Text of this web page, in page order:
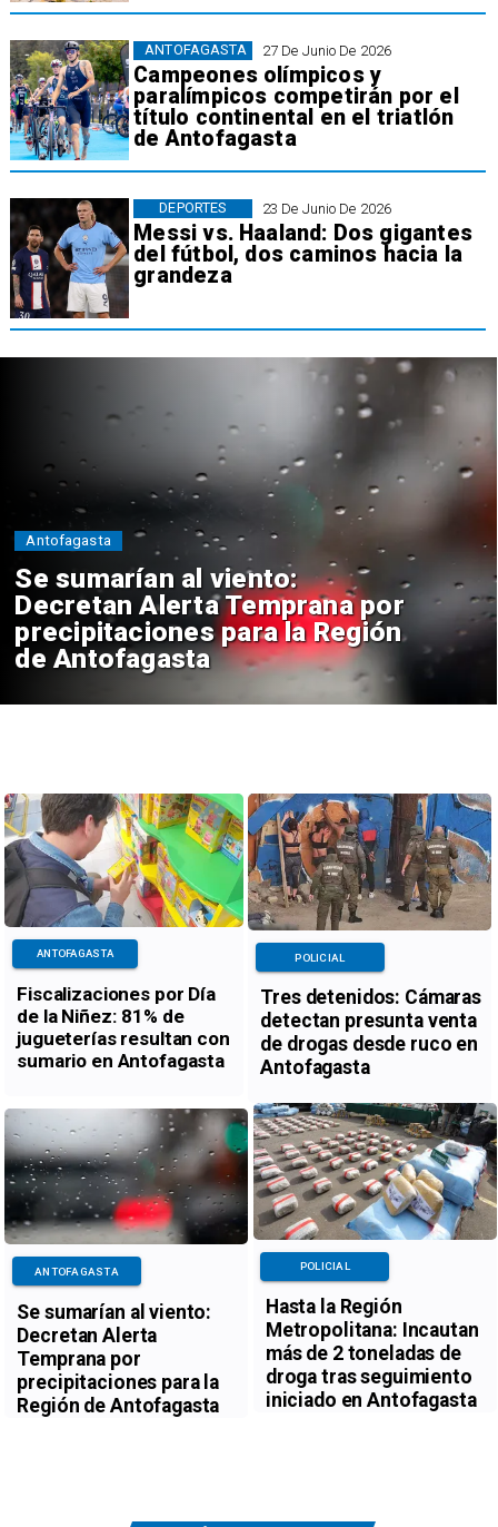
27 De Junio De 2026
Campeones olímpicos y
paralímpicos competirán por el
título continental en el triatlón
de Antofagasta
ANTOFAGASTA
23 De Junio De 2026
Messi vs. Haaland: Dos gigantes
del fútbol, dos caminos hacia la
grandeza
DEPORTES
Se sumarían al viento:
Decretan Alerta Temprana por
precipitaciones para la Región
de Antofagasta
Antofagasta
Fiscalizaciones por Día
de la Niñez: 81% de
jugueterías resultan con
sumario en Antofagasta
ANTOFAGASTA
Tres detenidos: Cámaras
detectan presunta venta
de drogas desde ruco en
Antofagasta
POLICIAL
Se sumarían al viento:
Decretan Alerta
Temprana por
precipitaciones para la
Región de Antofagasta
ANTOFAGASTA
Hasta la Región
Metropolitana: Incautan
más de 2 toneladas de
droga tras seguimiento
iniciado en Antofagasta
POLICIAL